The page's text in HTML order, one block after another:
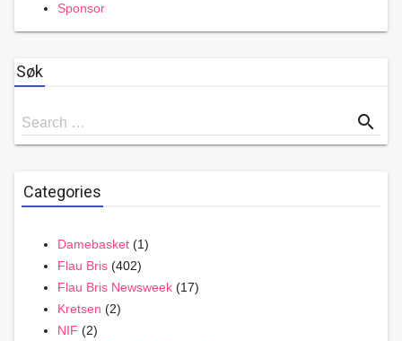
Sponsor
Søk
Search
for
Search … search
Categories
Damebasket (1)
Flau Bris (402)
Flau Bris Newsweek (17)
Kretsen (2)
NIF (2)